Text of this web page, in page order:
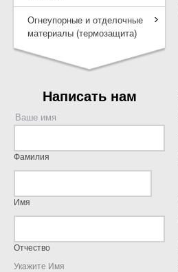
Огнеупорные и отделочные
материалы (термозащита)
Написать нам
Ваше имя
Фамилия
Имя
Отчество
Укажите Имя